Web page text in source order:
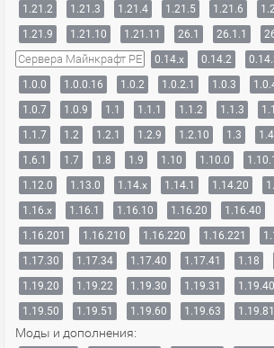
1.21.2
1.21.3 1.21.4 1.21.5 1.21.6
1.21.9
1.21.10 1.21.11 26.1 26.1.1
Сервера Майнкрафт PE 0.14.x 0.14.2
1.0.0
1.0.0.16 1.0.2 1.0.2.1 1.0.3
1.0.7
1.0.9 1.1 1.1.1 1.1.2 1.1.3
1.1.7
1.2 1.2.1 1.2.9 1.2.10 1.3 1.4
1.6.1
1.7 1.8 1.9 1.10 1.10.0 1.10.1
1.12.0
1.13.0 1.14.x 1.14.1 1.14.20
1.16.x
1.16.1 1.16.10 1.16.20 1.16.40
1.16.201
1.16.210 1.16.220 1.16.221
1.17.30
1.17.34 1.17.40 1.17.41 1.18
1.19.20
1.19.22 1.19.30 1.19.31 1.19.40
1.19.50
1.19.51 1.19.60 1.19.63 1.19.81
Моды и дополнения: